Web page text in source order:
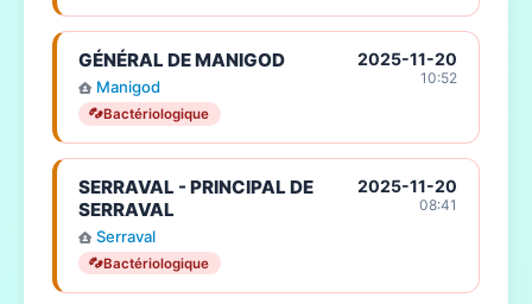
GÉNÉRAL DE MANIGOD
Manigod
Bactériologique
2025-11-20
10:52
SERRAVAL - PRINCIPAL DE
SERRAVAL
Serraval
Bactériologique
2025-11-20
08:41